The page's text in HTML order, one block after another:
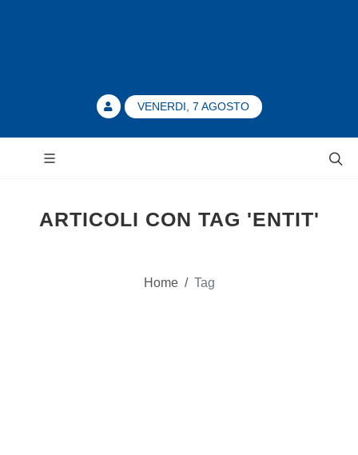
VENERDI, 7 AGOSTO
ARTICOLI CON TAG 'ENTIT'
Home / Tag